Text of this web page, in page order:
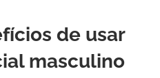
de usar
masculino